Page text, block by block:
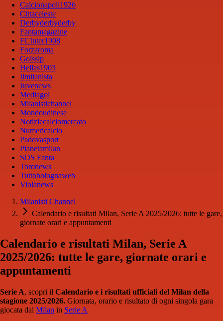
Calcionapoli1926
Cittaceleste
Derbyderbyderby
Fantamagazine
FCInter1908
Forzaroma
Golssip
Hellas1903
Ilmilanista
Juvenews
Mediagol
Milanistichannel
Mondoudinese
Notiziecalciomercato
Numericalcio
Padovasport
Pianetamilan
SOS Fanta
Toronews
Tuttobolognaweb
Violanews
Milanisti Channel
Calendario e risultati Milan, Serie A 2025/2026: tutte le gare,
giornate orari e appuntamenti
Calendario e risultati Milan, Serie A
2025/2026: tutte le gare, giornate orari e
appuntamenti
Serie A, scopri il Calendario e i risultati ufficiali del Milan della
stagione 2025/2026. Giornata, orario e risultato di ogni singola gara
giocata dal Milan in Serie A